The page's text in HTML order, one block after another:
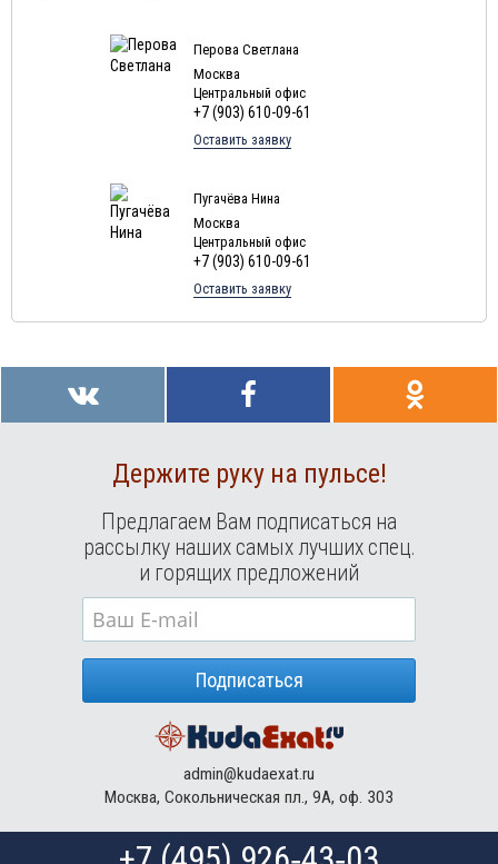
Перова Светлана
Москва
Центральный офис
+7 (903) 610-09-61
Оставить заявку
Пугачёва Нина
Москва
Центральный офис
+7 (903) 610-09-61
Оставить заявку
Держите руку на пульсе!
Предлагаем Вам подписаться на
рассылку наших самых лучших спец.
и горящих предложений
Подписаться
admin@kudaexat.ru
Москва, Сокольническая пл., 9А, оф. 303